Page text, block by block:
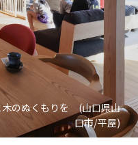
木のぬくもりを (山口県山
口市/平屋)